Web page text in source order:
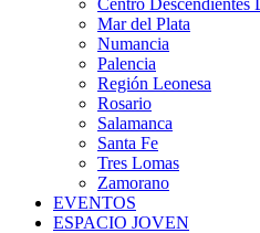
Centro Descendientes
Mar del Plata
Numancia
Palencia
Región Leonesa
Rosario
Salamanca
Santa Fe
Tres Lomas
Zamorano
EVENTOS
ESPACIO JOVEN